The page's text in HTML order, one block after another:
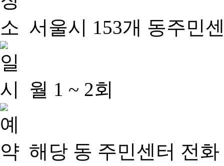
서울시 153개 동주민
월 1 ~ 2회
해당 동 주민센터 전